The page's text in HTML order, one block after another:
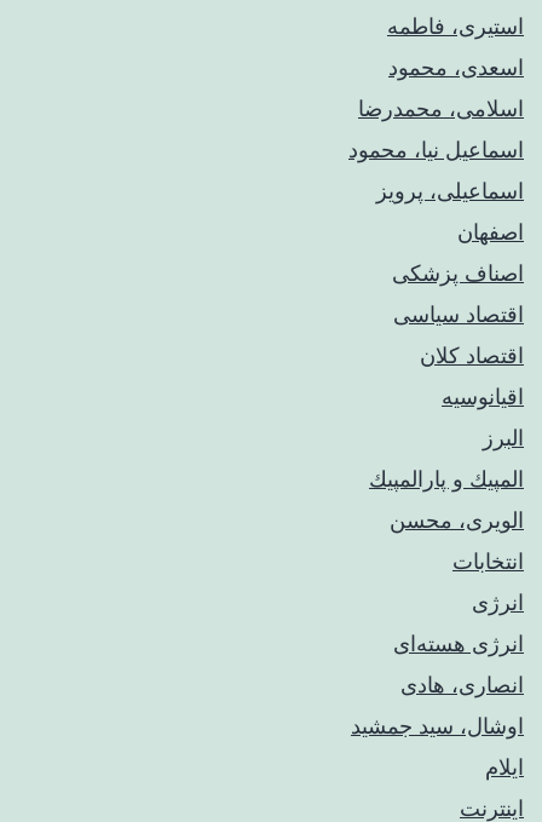
استیری، فاطمه
اسعدی، محمود
اسلامی، محمدرضا
اسماعیل نیا، محمود
اسماعیلی، پرویز
اصفهان
اصناف پزشکی
اقتصاد سیاسی
اقتصاد کلان
اقیانوسیه
البرز
المپيك و پارالمپيك
الویری، محسن
انتخابات
انرژی
انرژی هسته‌ای
انصاری، هادی
اوشال، سید جمشید
ایلام
اینترنت